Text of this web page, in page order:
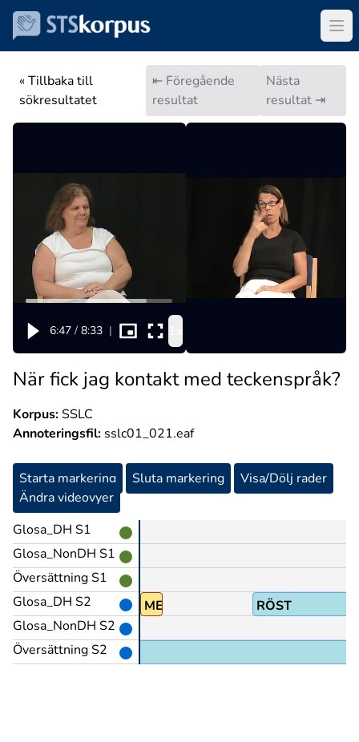
« Tillbaka till
sökresultatet
⇤ Föregående
resultat
Nästa
resultat ⇥
6:47 / 8:33 |
När fick jag kontakt med teckenspråk?
Korpus:SSLC
Annoteringsfil: sslc01_021.eaf
Starta markering Sluta markering
Visa/Dölj rader
Ändra videovyer
Glosa_DH S1
Glosa_NonDH S1
Översättning S1
Glosa_DH S2
Glosa_NonDH S2
Översättning S2
BÅDA MED RÖST